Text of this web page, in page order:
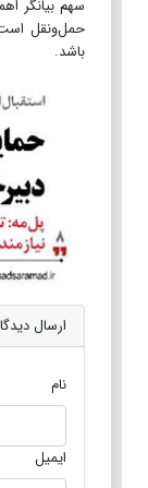
سهم بیانگر
حمل‌ونقل
باشد.
ارسال
نام
ایمیل